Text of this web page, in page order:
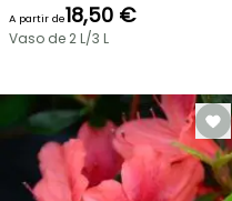
A partir de18,50 €
Vaso de 2 L/3 L